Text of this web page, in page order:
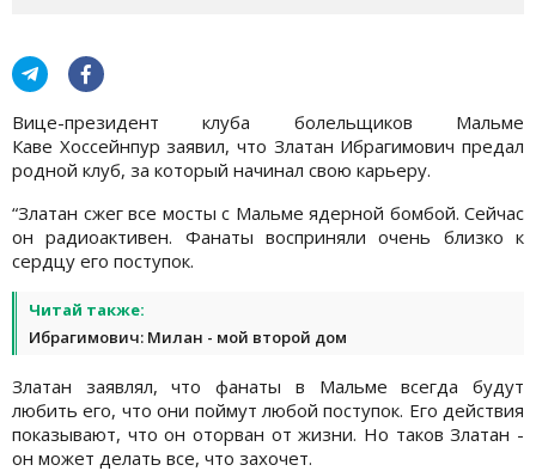
Вице-президент клуба болельщиков Мальме
Каве Хоссейнпур заявил, что Златан Ибрагимович предал
родной клуб, за который начинал свою карьеру.
“Златан сжег все мосты с Мальме ядерной бомбой. Сейчас
он радиоактивен. Фанаты восприняли очень близко к
сердцу его поступок.
Читай также:
Ибрагимович: Милан - мой второй дом
Златан заявлял, что фанаты в Мальме всегда будут
любить его, что они поймут любой поступок. Его действия
показывают, что он оторван от жизни. Но таков Златан -
он может делать все, что захочет.